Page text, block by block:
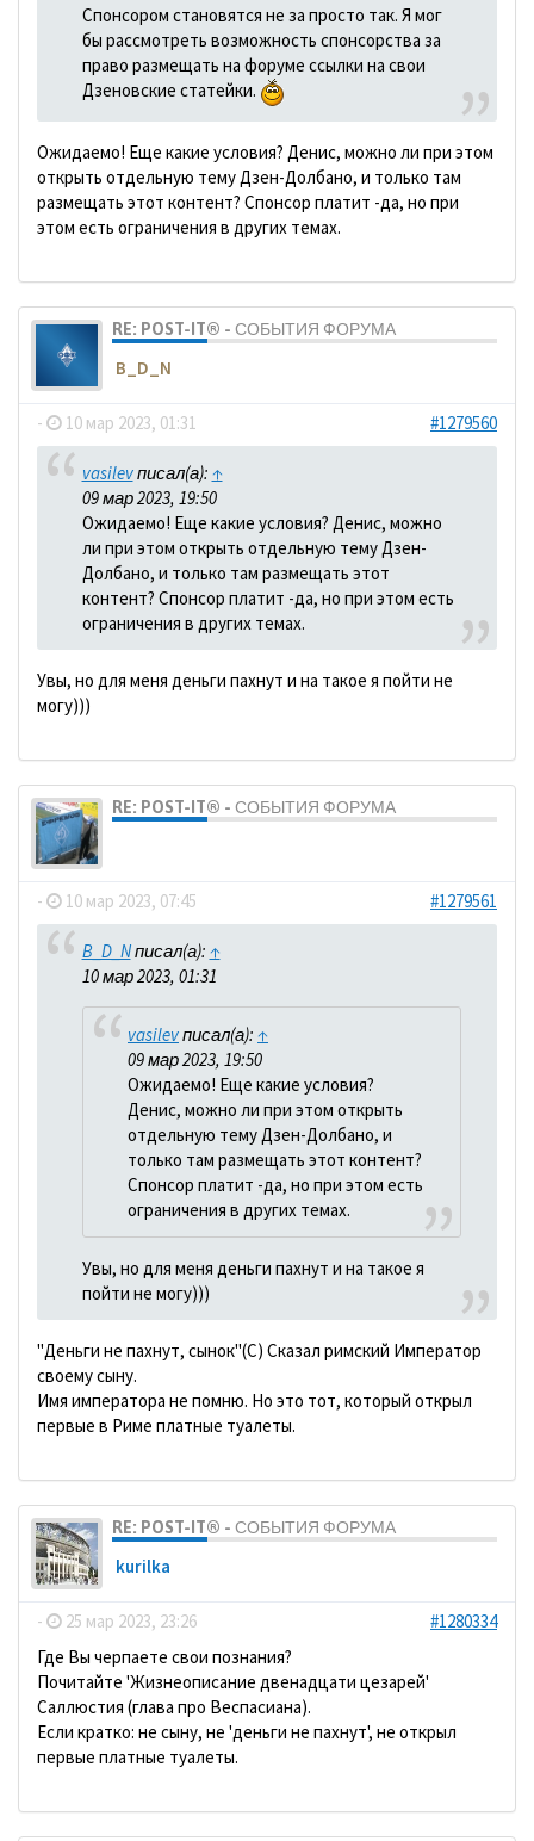
Спонсором становятся не за просто так. Я мог
бы рассмотреть возможность спонсорства за
право размещать на форуме ссылки на свои
Дзеновские статейки.
Ожидаемо! Еще какие условия? Денис, можно ли при этом
открыть отдельную тему Дзен-Долбано, и только там
размещать этот контент? Спонсор платит -да, но при
этом есть ограничения в других темах.
RE: POST-IT® - СОБЫТИЯ ФОРУМА
B_D_N
- 10 мар 2023, 01:31 #1279560
vasilevписал(а): ↑
09 мар 2023, 19:50
Ожидаемо! Еще какие условия? Денис, можно
ли при этом открыть отдельную тему Дзен-
Долбано, и только там размещать этот
контент? Спонсор платит -да, но при этом есть
ограничения в других темах.
Увы, но для меня деньги пахнут и на такое я пойти не
могу)))
RE: POST-IT® - СОБЫТИЯ ФОРУМА
- 10 мар 2023, 07:45 #1279561
B_D_Nписал(а): ↑
10 мар 2023, 01:31
vasilevписал(а): ↑
09 мар 2023, 19:50
Ожидаемо! Еще какие условия?
Денис, можно ли при этом открыть
отдельную тему Дзен-Долбано, и
только там размещать этот контент?
Спонсор платит -да, но при этом есть
ограничения в других темах.
Увы, но для меня деньги пахнут и на такое я
пойти не могу)))
"Деньги не пахнут, сынок"(С) Сказал римский Император
своему сыну.
Имя императора не помню. Но это тот, который открыл
первые в Риме платные туалеты.
RE: POST-IT® - СОБЫТИЯ ФОРУМА
kurilka
- 25 мар 2023, 23:26
#1280334
Где Вы черпаете свои познания?
Почитайте 'Жизнеописание двенадцати цезарей'
Саллюстия (глава про Веспасиана).
Если кратко: не сыну, не 'деньги не пахнут', не открыл
первые платные туалеты.